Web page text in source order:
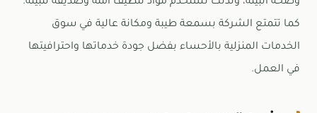
وصحة البيئة، ولذلك تستخدم مواد تنظيف آمنة وصديقة للبيئة.
كما تتمتع الشركة بسمعة طيبة ومكانة عالية في سوق
الخدمات المنزلية بالأحساء بفضل جودة خدماتها واحترافيتها
في العمل.